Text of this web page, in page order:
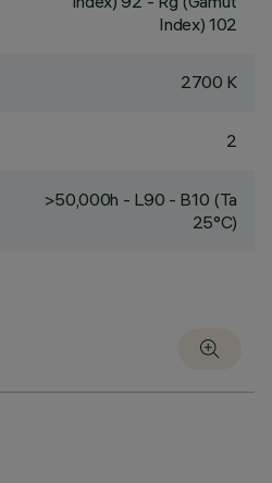
Index) 102
2700 K
2
>50,000h - L90 - B10 (Ta
25°C)